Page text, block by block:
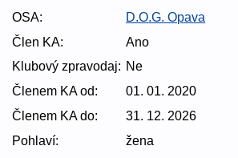
OSA:
D.O.G. Opava
Člen KA:
Ano
Klubový zpravodaj: Ne
Členem KA od:
01. 01. 2020
Členem KA do:
31. 12. 2026
Pohlaví:
žena